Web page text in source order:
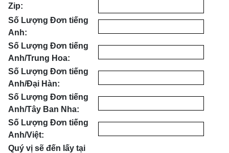
Zip:
Số Lượng Đơn tiếng
Anh:
Số Lượng Đơn tiếng
Anh/Trung Hoa:
Số Lượng Đơn tiếng
Anh/Đại Hàn:
Số Lượng Đơn tiếng
Anh/Tây Ban Nha:
Số Lượng Đơn tiếng
Anh/Việt:
Quý vị sẽ đến lấy tại